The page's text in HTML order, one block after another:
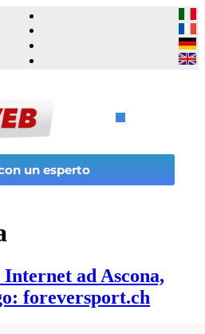
un esperto
ad Ascona,
foreversport.ch